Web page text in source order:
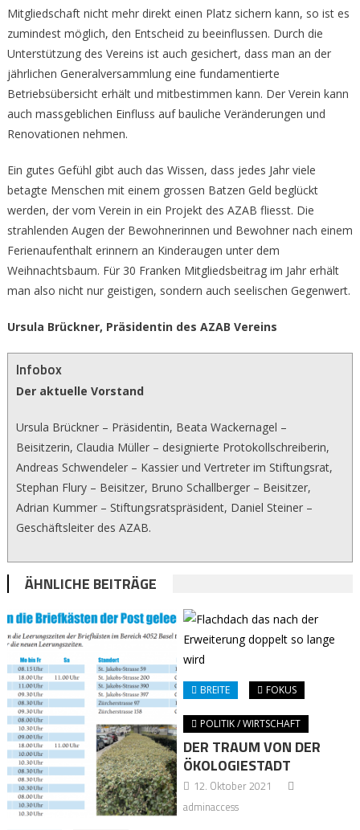
Mitgliedschaft nicht mehr direkt einen Platz sichern kann, so ist es
zumindest möglich, den Entscheid zu beeinflussen. Durch die
Unterstützung des Vereins ist auch gesichert, dass man an der
jährlichen Generalversammlung eine fundamentierte
Betriebsübersicht erhält und mitbestimmen kann. Der Verein kann
auch massgeblichen Einfluss auf bauliche Veränderungen und
Renovationen nehmen.
Ein gutes Gefühl gibt auch das Wissen, dass jedes Jahr viele
betagte Menschen mit einem grossen Batzen Geld beglückt
werden, der vom Verein in ein Projekt des AZAB fliesst. Die
strahlenden Augen der Bewohnerinnen und Bewohner nach einem
Ferienaufenthalt erinnern an Kinderaugen unter dem
Weihnachtsbaum. Für 30 Franken Mitgliedsbeitrag im Jahr erhält
man also nicht nur geistigen, sondern auch seelischen Gegenwert.
Ursula Brückner, Präsidentin des AZAB Vereins
Infobox
Der aktuelle Vorstand
Ursula Brückner – Präsidentin, Beata Wackernagel –
Beisitzerin, Claudia Müller – designierte Protokollschreiberin,
Andreas Schwendeler – Kassier und Vertreter im Stiftungsrat,
Stephan Flury – Beisitzer, Bruno Schallberger – Beisitzer,
Adrian Kummer – Stiftungsratspräsident, Daniel Steiner –
Geschäftsleiter des AZAB.
ÄHNLICHE BEITRÄGE
BREITE FOKUS
POLITIK / WIRTSCHAFT
DER TRAUM VON DER
ÖKOLOGIESTADT
12. Oktober 2021
adminaccess